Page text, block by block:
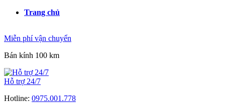
Trang chủ
Miễn phí vận chuyển
Bán kính 100 km
Hỗ trợ 24/7
Hotline: 0975.001.778